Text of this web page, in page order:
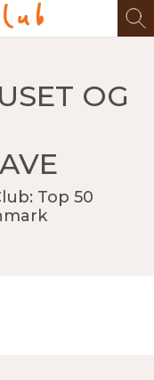
OG
Top 50